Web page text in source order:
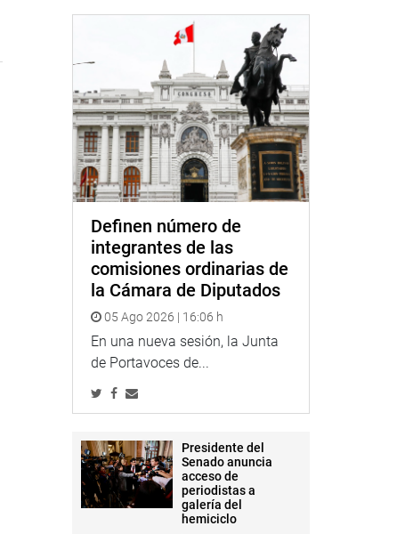
Definen número de
integrantes de las
comisiones ordinarias de
la Cámara de Diputados
05 Ago 2026 | 16:06 h
En una nueva sesión, la Junta
de Portavoces de...
Presidente del
Senado anuncia
acceso de
periodistas a
galería del
hemiciclo